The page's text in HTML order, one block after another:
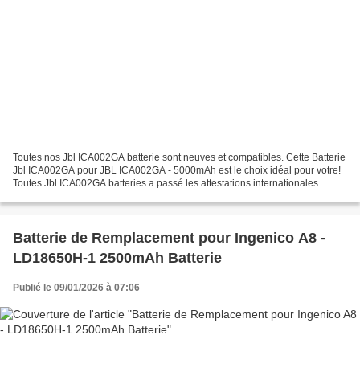
Toutes nos Jbl ICA002GA batterie sont neuves et compatibles. Cette Batterie
Jbl ICA002GA pour JBL ICA002GA - 5000mAh est le choix idéal pour votre!
Toutes Jbl ICA002GA batteries a passé les attestations internationales
Batterie de Remplacement pour Ingenico A8 -
LD18650H-1 2500mAh Batterie
Publié le 09/01/2026 à 07:06